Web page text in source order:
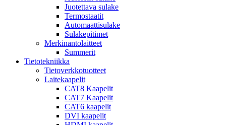
Juotettava sulake
Termostaatit
Automaattisulake
Sulakepitimet
Merkinantolaitteet
Summerit
Tietotekniikka
Tietoverkkotuotteet
Laitekaapelit
CAT8 Kaapelit
CAT7 Kaapelit
CAT6 kaapelit
DVI kaapelit